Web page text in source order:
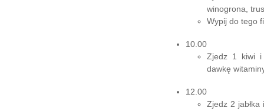
winogrona,
Wypij do tego
10.00
Zjedz 1 kiwi i
dawkę
12.00
Zjedz 2